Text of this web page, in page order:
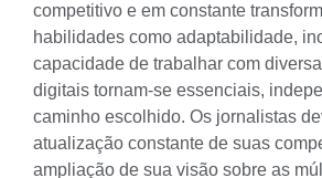
competitivo e em constante
habilidades como adaptabilidade,
capacidade de trabalhar com
digitais tornam-se essenciais,
caminho escolhido. Os jornalistas
atualização constante de suas
ampliação de sua visão sobre as